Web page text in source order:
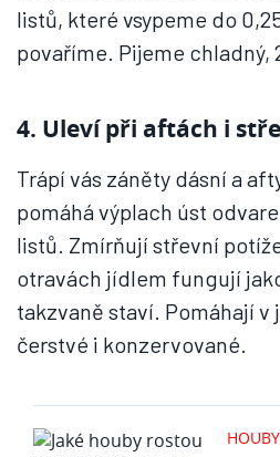
listů, které vsypeme do
povaříme. Pijeme chladný,
4. Uleví při aftách i
Trápí vás záněty dásní a
pomáhá výplach úst
listů. Zmírňují střevní
otravách jídlem fungují
takzvaně staví. Pomáhají v
čerstvé i konzervované.
HOUBY